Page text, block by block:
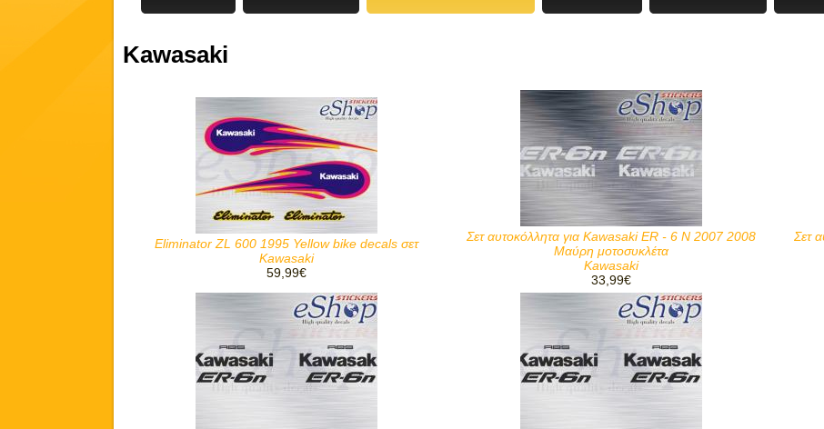
Kawasaki
Eliminator ZL 600 1995 Yellow bike decals σετ
Kawasaki
59,99€
Σετ αυτοκόλλητα για Kawasaki ER - 6 N 2007 2008
Μαύρη μοτοσυκλέτα
Kawasaki
33,99€
Σετ